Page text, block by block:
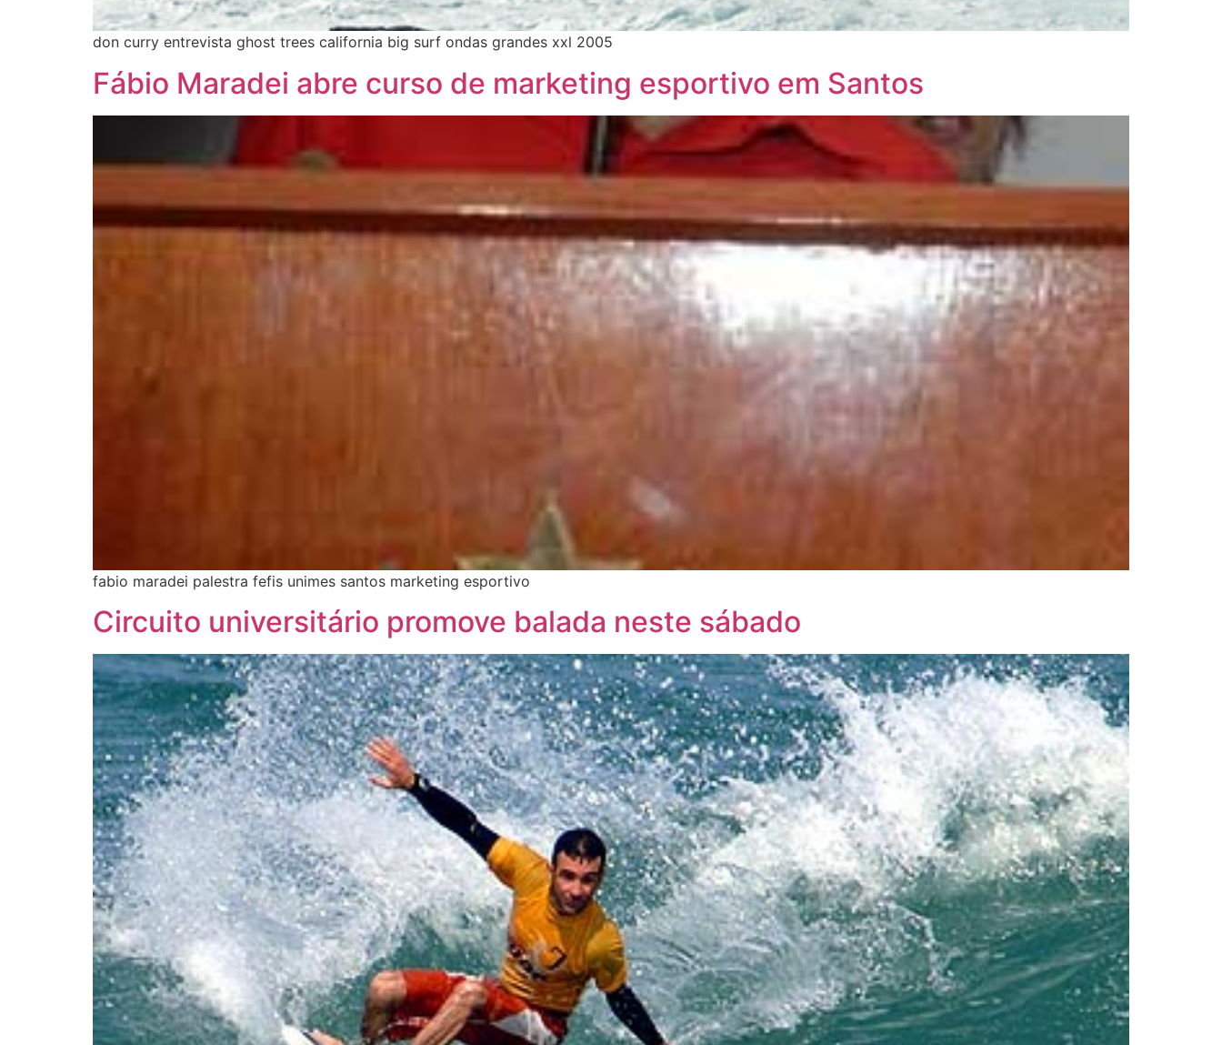
don curry entrevista ghost trees california big surf ondas grandes xxl 2005
Fábio Maradei abre curso de marketing esportivo em Santos
fabio maradei palestra fefis unimes santos marketing esportivo
Circuito universitário promove balada neste sábado